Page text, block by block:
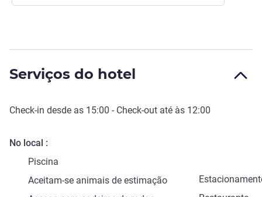
Serviços do hotel
Check-in desde as 15:00 - Check-out até às 12:00
No local
Piscina
Aceitam-se animais de estimação